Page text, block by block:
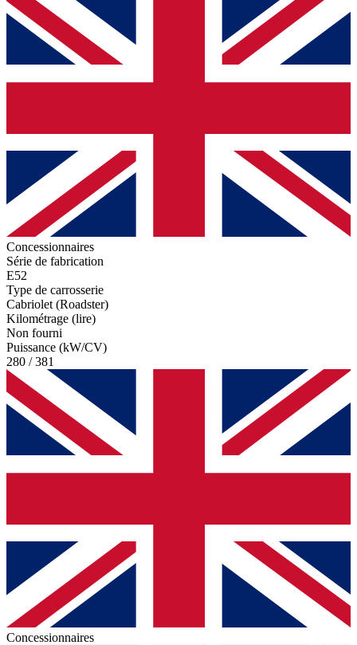
Concessionnaires
Série de fabrication
E52
Type de carrosserie
Cabriolet (Roadster)
Kilométrage (lire)
Non fourni
Puissance (kW/CV)
280 / 381
Concessionnaires